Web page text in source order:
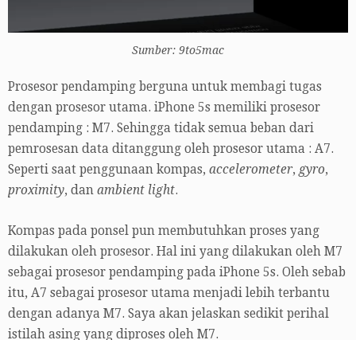
Sumber: 9to5mac
Prosesor pendamping berguna untuk membagi tugas
dengan prosesor utama. iPhone 5s memiliki prosesor
pendamping : M7. Sehingga tidak semua beban dari
pemrosesan data ditanggung oleh prosesor utama : A7.
Seperti saat penggunaan kompas, accelerometer, gyro,
proximity, dan ambient light.
Kompas pada ponsel pun membutuhkan proses yang
dilakukan oleh prosesor. Hal ini yang dilakukan oleh M7
sebagai prosesor pendamping pada iPhone 5s. Oleh sebab
itu, A7 sebagai prosesor utama menjadi lebih terbantu
dengan adanya M7. Saya akan jelaskan sedikit perihal
istilah asing yang diproses oleh M7.